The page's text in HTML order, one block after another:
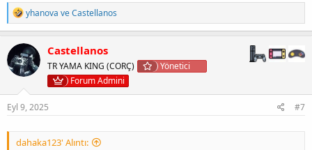
T
e
p
k
i
l
e
r
yhanova veCastellanos
Castellanos
TR YAMA KING (CORÇ)
Yönetici
Forum Admini
Eyl 9, 2025 #7
dahaka123' Alıntı: